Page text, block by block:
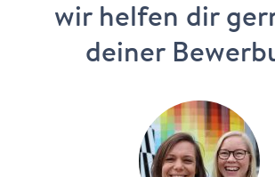
wir helfen dir
deiner